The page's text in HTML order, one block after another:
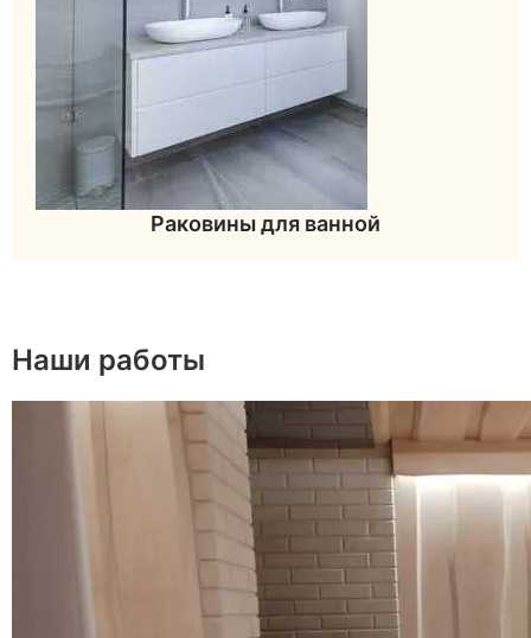
Раковины для ванной
Наши работы